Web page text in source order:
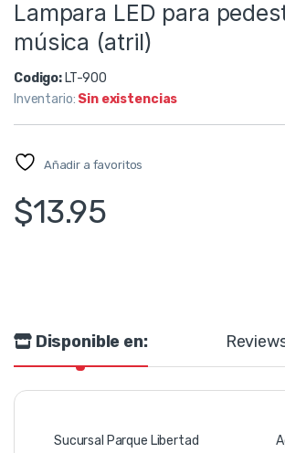
Lampara LED para
música (atril)
Codigo: LT-900
Inventario: Sin existencias
Añadir a favoritos
$13.95
Disponible en:
Sucursal Parque Libertad